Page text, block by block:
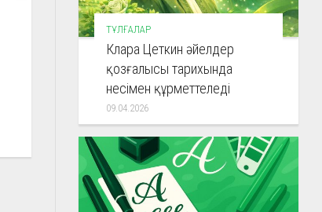
ТҰЛҒАЛАР
Клара Цеткин әйелдер
қозғалысы тарихында
несімен құрметтеледі
09.04.2026